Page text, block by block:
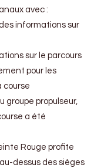
avec :
informations sur
sur le parcours
pour les
course
groupe propulseur,
a été
Rouge profite
dessus des sièges